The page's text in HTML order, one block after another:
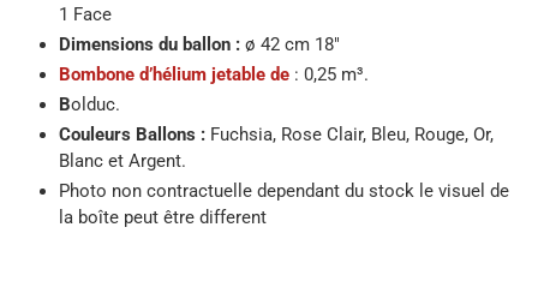
1 Face
Dimensions du ballon : ø 42 cm 18″
Bombone d’hélium jetable de : 0,25 m³.
Bolduc.
Couleurs Ballons : Fuchsia, Rose Clair, Bleu, Rouge, Or,
Blanc et Argent.
Photo non contractuelle dependant du stock le visuel de
la boîte peut être different